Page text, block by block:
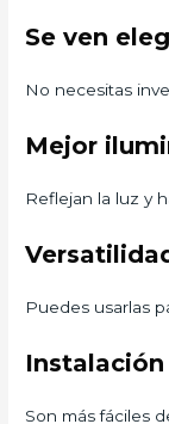
Se ven
No necesitas
Mejor
Reflejan la luz y
Puedes usarlas
Son más fáciles